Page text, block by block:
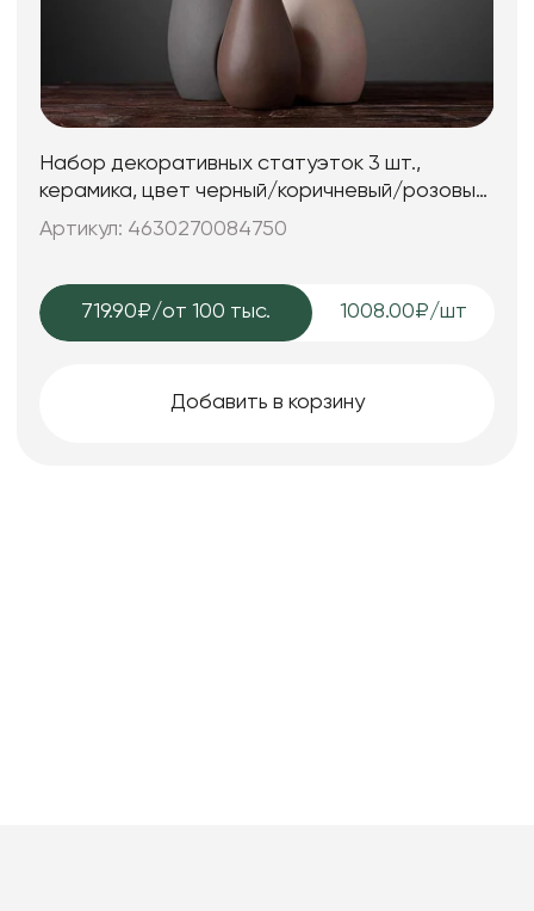
Набор декоративных статуэток 3 шт.,
керамика, цвет черный/коричневый/розовый,
25*7; 25*7; 15*6 см.
Артикул: 4630270084750
719.90₽/от 100 тыс. 1008.00₽/шт
Добавить в корзину